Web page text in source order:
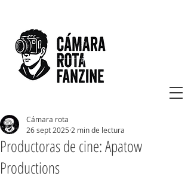
Productoras de cine: Apatow
Productions
Cámara rota
26 sept 2025 2 min de lectura